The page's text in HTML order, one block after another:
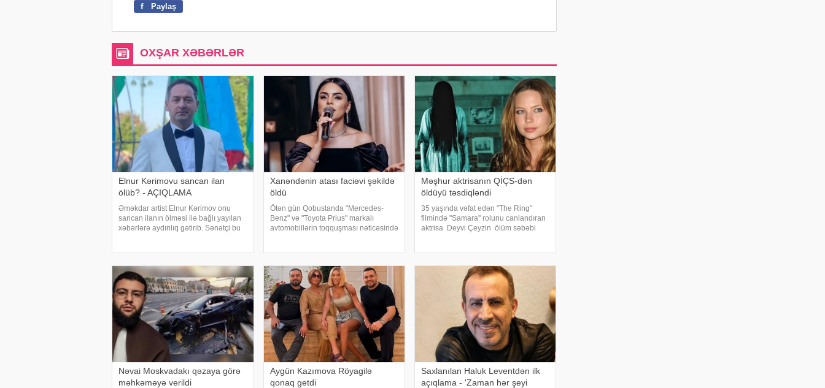
f Paylaş
OXŞAR XƏBƏRLƏR
Elnur Kərimovu sancan ilan
ölüb? - AÇIQLAMA
Əməkdar artist Elnur Kərimov onu
sancan ilanın ölməsi ilə bağlı yayılan
xəbərlərə aydınlıq gətirib. Sənətçi bu
verməmişəm
Xanəndənin atası faciəvi şəkildə
öldü
Ötən gün Qobustanda "Mercedes-
Benz" və "Toyota Prius" markalı
avtomobillərin toqquşması nəticəsində
Məşhur aktrisanın QİÇS-dən
öldüyü təsdiqləndi
35 yaşında vəfat edən "The Ring"
filmində "Samara" rolunu canlandıran
aktrisa Deyvi Çeyzin ölüm səbəbi
Nəvai Moskvadakı qəzaya görə
məhkəməyə verildi
Aygün Kazımova Röyagilə
qonaq getdi
Saxlanılan Haluk Leventdən ilk
açıqlama - 'Zaman hər şeyi